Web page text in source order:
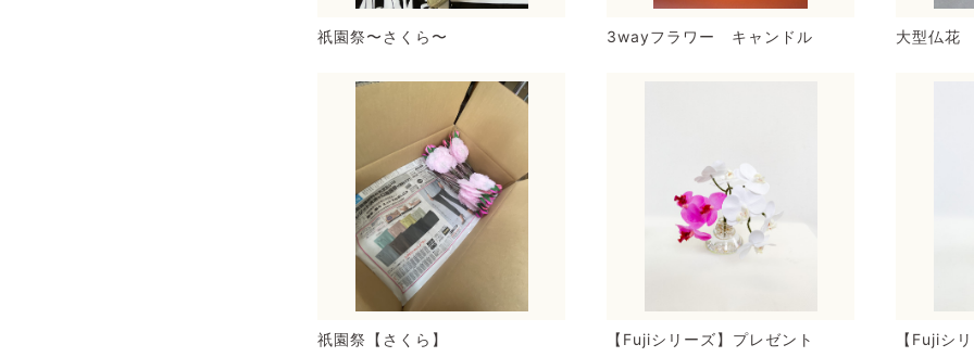
祇園祭〜さくら〜 3wayフラワー キャンドル 大型仏花
祇園祭【さくら】 【Fujiシリーズ】プレゼント 【Fujiシ